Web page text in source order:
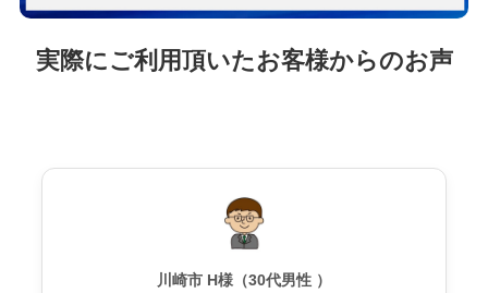
実際にご利用頂いたお客様からのお声
川崎市 H様（30代男性 ）